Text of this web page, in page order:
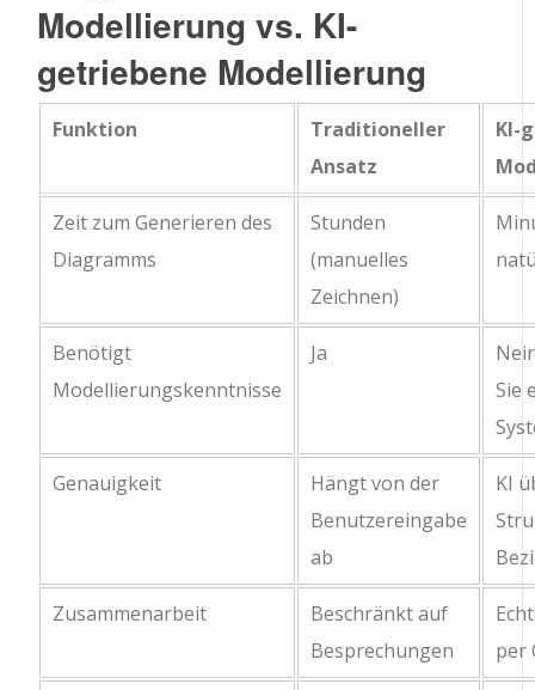
Modellierung vs. KI-
getriebene Modellierung
Funktion
Traditioneller
Ansatz
KI-
Zeit zum Generieren des
Diagramms
Stunden
(manuelles
Zeichnen)
Benötigt
Modellierungskenntnisse
Ja
Sie
Genauigkeit
Hängt von der
Benutzereingabe
ab
KI
Zusammenarbeit
Beschränkt auf
Besprechungen
per